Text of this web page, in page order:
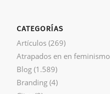
CATEGORÍAS
Artículos(269)
Atrapados en en feminismo
Blog(1.589)
Branding(4)